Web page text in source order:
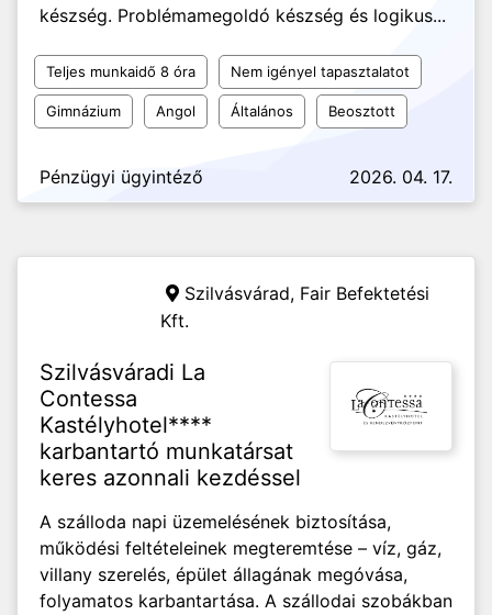
készség. Problémamegoldó készség és logikus...
Teljes munkaidő 8 óra Nem igényel tapasztalatot
Gimnázium Angol Általános Beosztott
Pénzügyi ügyintéző 2026. 04. 17.
Szilvásvárad, Fair Befektetési
Kft.
Szilvásváradi La
Contessa
Kastélyhotel****
karbantartó munkatársat
keres azonnali kezdéssel
A szálloda napi üzemelésének biztosítása,
működési feltételeinek megteremtése – víz, gáz,
villany szerelés, épület állagának megóvása,
folyamatos karbantartása. A szállodai szobákban